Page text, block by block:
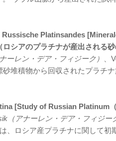
Platinsandes
シアのプラチナが産出される
ーレン・デア・フィジーク）
堆積物から回収されたプラチ
[Study of Russian Platinum
（アナーレン・デア・フィジー
、ロシア産プラチナに関して初